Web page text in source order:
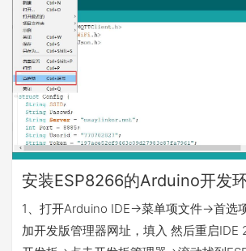
安装ESP8266的Arduino开发
1、打开Arduino IDE->菜单项文件->首选
加开发版管理器网址，填入 然后重启IDE